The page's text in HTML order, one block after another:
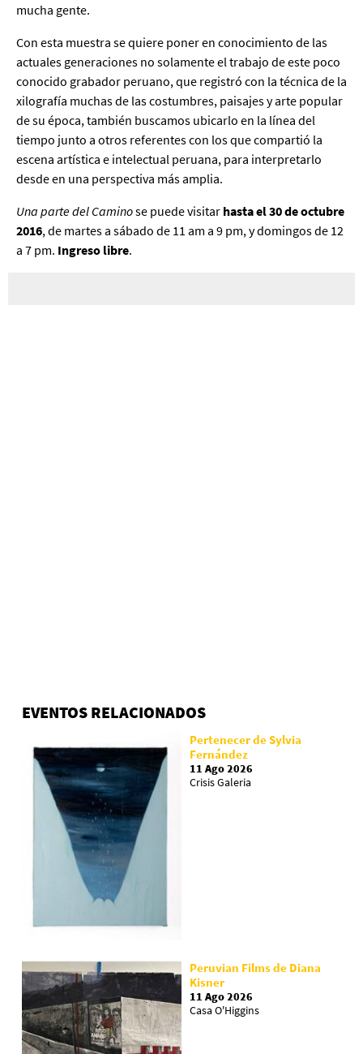
mucha gente.
Con esta muestra se quiere poner en conocimiento de las
actuales generaciones no solamente el trabajo de este poco
conocido grabador peruano, que registró con la técnica de la
xilografía muchas de las costumbres, paisajes y arte popular
de su época, también buscamos ubicarlo en la línea del
tiempo junto a otros referentes con los que compartió la
escena artística e intelectual peruana, para interpretarlo
desde en una perspectiva más amplia.
Una parte del Caminose puede visitar hasta el 30 de octubre
2016, de martes a sábado de 11 am a 9 pm, y domingos de 12
a 7 pm. Ingreso libre.
EVENTOS RELACIONADOS
Pertenecer de Sylvia
Fernández
11 Ago 2026
Crisis Galeria
Peruvian Films de Diana
Kisner
11 Ago 2026
Casa O'Higgins